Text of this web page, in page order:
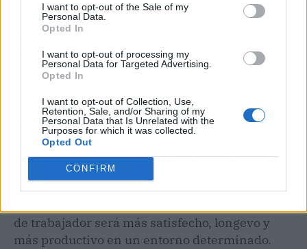
I want to opt-out of the Sale of my
Personal Data.
Opted In
I want to opt-out of processing my
Personal Data for Targeted Advertising.
Opted In
I want to opt-out of Collection, Use,
Retention, Sale, and/or Sharing of my
Personal Data that Is Unrelated with the
Purposes for which it was collected.
Opted Out
CONFIRM
Uno de ellos es la llegada de
un canal específico
para gobiernos locales y pequeñas empresas
dos segmentos que históricamente han estado
en un segundo plano por parte de las
plataformas de empleo, y que ahora podrán
tener más opciones de poder encontrar lo que
buscan.
Por otro lado, se encuentra unainteligencia
artificial entrenada no solo en el lenguaje
en comportamiento humano y patrones de
de trabajador será más satisfecho, longevo y
más productivo en un entorno determinado.